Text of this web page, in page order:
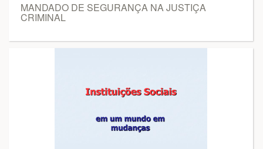
MANDADO DE SEGURANÇA NA JUSTIÇA
CRIMINAL